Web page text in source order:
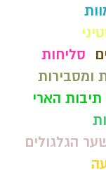
סליחות
ומסבירות
הארי
הגלגולים